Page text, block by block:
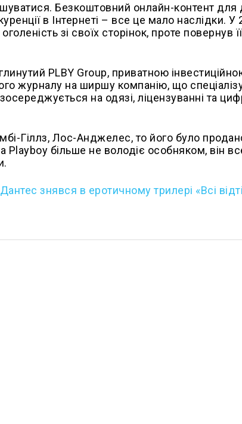
Безкоштовний онлайн-контент для
в Інтернеті – все це мало наслідки. У
зі своїх сторінок, проте повернув
PLBY Group, приватною
журналу на ширшу компанію, що
на одязі, ліцензуванні та
Гіллз, Лос-Анджелес, то його було
більше не володіє особняком, він
знявся в еротичному трилері «Всі